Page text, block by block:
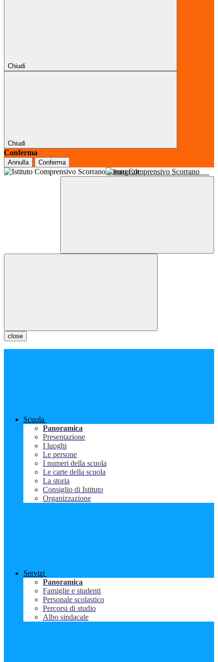
Chiudi
Chiudi
Conferma
Annulla Conferma
Istituto Comprensivo Scorrano
close
Scuola
Panoramica
Presentazione
I luoghi
Le persone
I numeri della scuola
Le carte della scuola
La storia
Consiglio di Istituto
Organizzazione
Servizi
Panoramica
Famiglie e studenti
Personale scolastico
Percorsi di studio
Albo sindacale